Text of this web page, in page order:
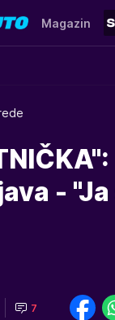
Magazin
- "Ja
7